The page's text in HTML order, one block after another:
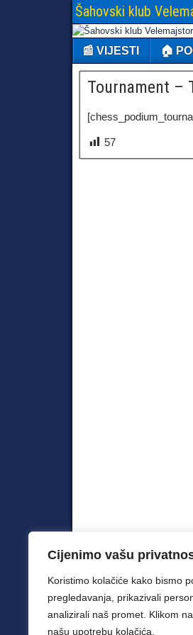
Cijenimo vašu
Koristimo kolačiće kako bismo
pregledavanja, prikazivali
analizirali naš promet. Klikom
našu upotrebu kolačića.
Šahovski klub
📰 VIJESTI 🏠
Tournament –
57
© 2026 Šah klub